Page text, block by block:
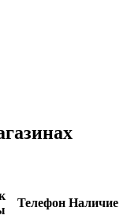
Телефон Наличие